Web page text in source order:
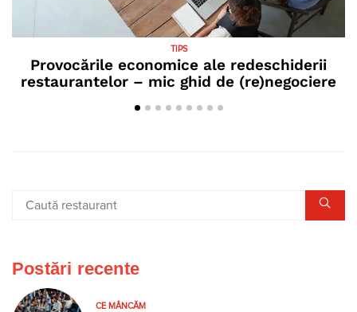
TIPS
Provocările economice ale redeschiderii
restaurantelor – mic ghid de (re)negociere
Postări recente
CE MÂNCĂM